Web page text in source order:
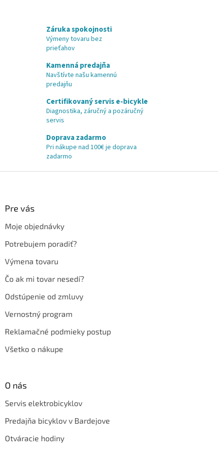
Záruka spokojnosti
Výmeny tovaru bez
prieťahov
Kamenná predajňa
Navštívte našu kamennú
predajňu
Certifikovaný servis e-bicykle
Diagnostika, záručný a pozáručný
servis
Doprava zadarmo
Pri nákupe nad 100€ je doprava
zadarmo
Pre vás
Moje objednávky
Potrebujem poradiť?
Výmena tovaru
Čo ak mi tovar nesedí?
Odstúpenie od zmluvy
Vernostný program
Reklamačné podmieky postup
Všetko o nákupe
O nás
Servis elektrobicyklov
Predajňa bicyklov v Bardejove
Otváracie hodiny